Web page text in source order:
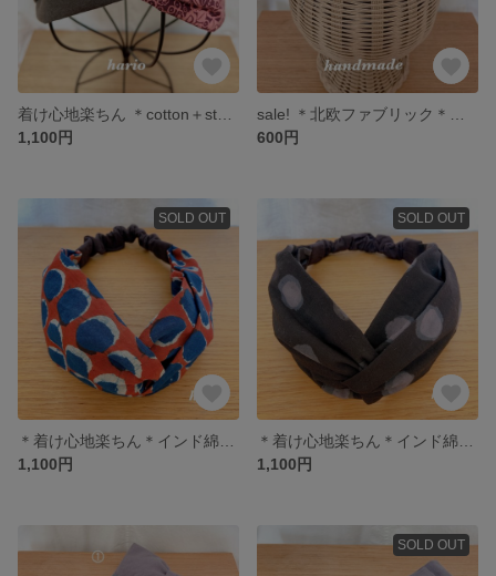
1,100円
600円
SOLD OUT
1,100円
SOLD OUT
1,100円
SOLD OUT